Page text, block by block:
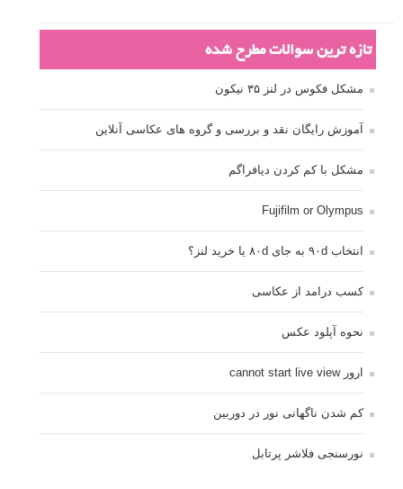
تازه ترین سوالات مطرح شده
مشکل فکوس در لنز ۳۵ نیکون
آموزش رایگان نقد و بررسی و گروه های عکاسی آنلاین
مشکل با کم کردن دیافراگم
Fujifilm or Olympus
انتخاب ۹۰d به جای ۸۰d یا خرید لنز؟
کسب درامد از عکاسی
نحوه آپلود عکس
ارور cannot start live view
کم شدن ناگهانی نور در دوربین
نورسنجی فلاشر پرتابل